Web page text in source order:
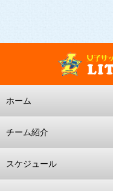
ホーム
チーム紹介
スケジュール